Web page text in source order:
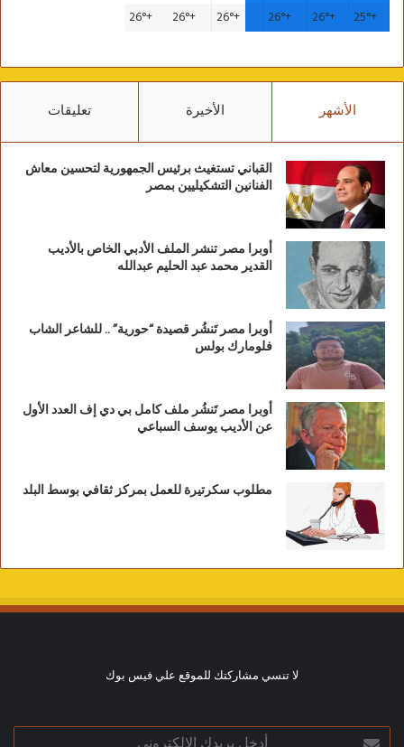
+
25°
+
26°
+
26°
+
26°
+
26°
+
26°
الأشهر الأخيرة تعليقات
القباني تستغيث برئيس الجمهورية لتحسين معاش
الفنانين التشكيليين بمصر
أوبرا مصر تنشر الملف الأدبي الخاص بالأديب
القدير محمد عبد الحليم عبدالله
أوبرا مصر تَنشُر قصيدة “حورية” .. للشاعر الشاب
فلومارك بولس
أوبرا مصر تَنشُر ملف كامل بي دي إف العدد الأول
عن الأديب يوسف السباعي
مطلوب سكرتيرة للعمل بمركز ثقافي بوسط البلد
لا تنسي مشاركتك للموقع علي فيس بوك
أدخل